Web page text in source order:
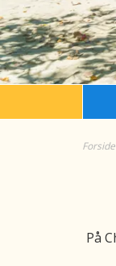
Forside
På